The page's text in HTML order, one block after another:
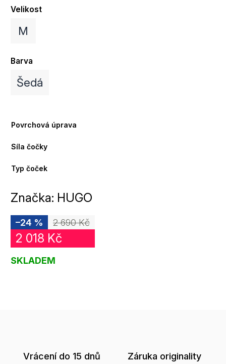
Velikost
M
Barva
Šedá
Povrchová úprava
Síla čočky
Typ čoček
Značka: HUGO
2 690 Kč
–24 %
2 018 Kč
SKLADEM
Vrácení do 15 dnů Záruka originality